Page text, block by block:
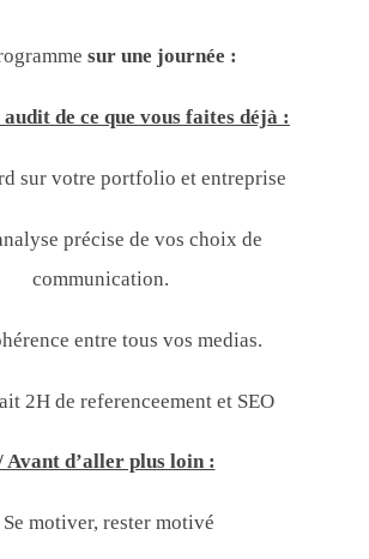
sur une journée :
de ce que vous faites déjà :
sur votre portfolio et entreprise
précise de vos choix de
communication.
entre tous vos medias.
2H de referenceement et SEO
Avant d’aller plus loin :
motiver, rester motivé